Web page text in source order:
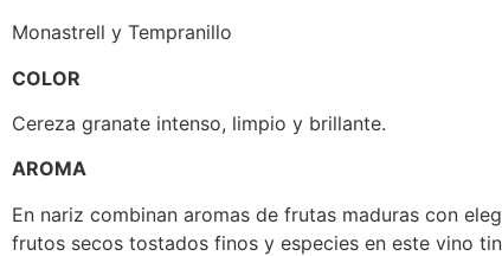
Monastrell y Tempranillo
COLOR
Cereza granate intenso, limpio y brillante.
AROMA
En nariz combinan aromas de frutas maduras con
frutos secos tostados finos y especies en este vino